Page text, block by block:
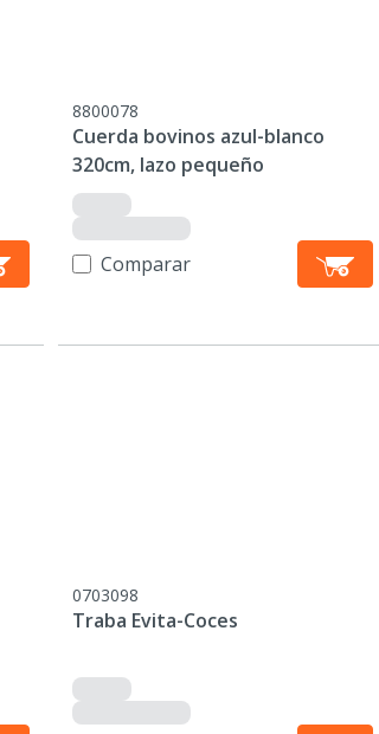
8800078
Cuerda bovinos azul-blanco
320cm, lazo pequeño
Comparar
0703098
Traba Evita-Coces